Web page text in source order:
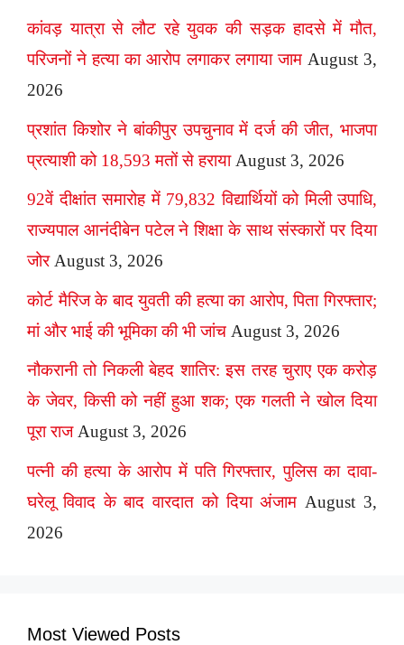
कांवड़ यात्रा से लौट रहे युवक की सड़क हादसे में मौत,
परिजनों ने हत्या का आरोप लगाकर लगाया जाम August 3,
2026
प्रशांत किशोर ने बांकीपुर उपचुनाव में दर्ज की जीत, भाजपा
प्रत्याशी को 18,593 मतों से हराया August 3, 2026
92वें दीक्षांत समारोह में 79,832 विद्यार्थियों को मिली उपाधि,
राज्यपाल आनंदीबेन पटेल ने शिक्षा के साथ संस्कारों पर दिया
जोर August 3, 2026
कोर्ट मैरिज के बाद युवती की हत्या का आरोप, पिता गिरफ्तार;
मां और भाई की भूमिका की भी जांच August 3, 2026
नौकरानी तो निकली बेहद शातिर: इस तरह चुराए एक करोड़
के जेवर, किसी को नहीं हुआ शक; एक गलती ने खोल दिया
पूरा राज August 3, 2026
पत्नी की हत्या के आरोप में पति गिरफ्तार, पुलिस का दावा-
घरेलू विवाद के बाद वारदात को दिया अंजाम August 3,
2026
Most Viewed Posts